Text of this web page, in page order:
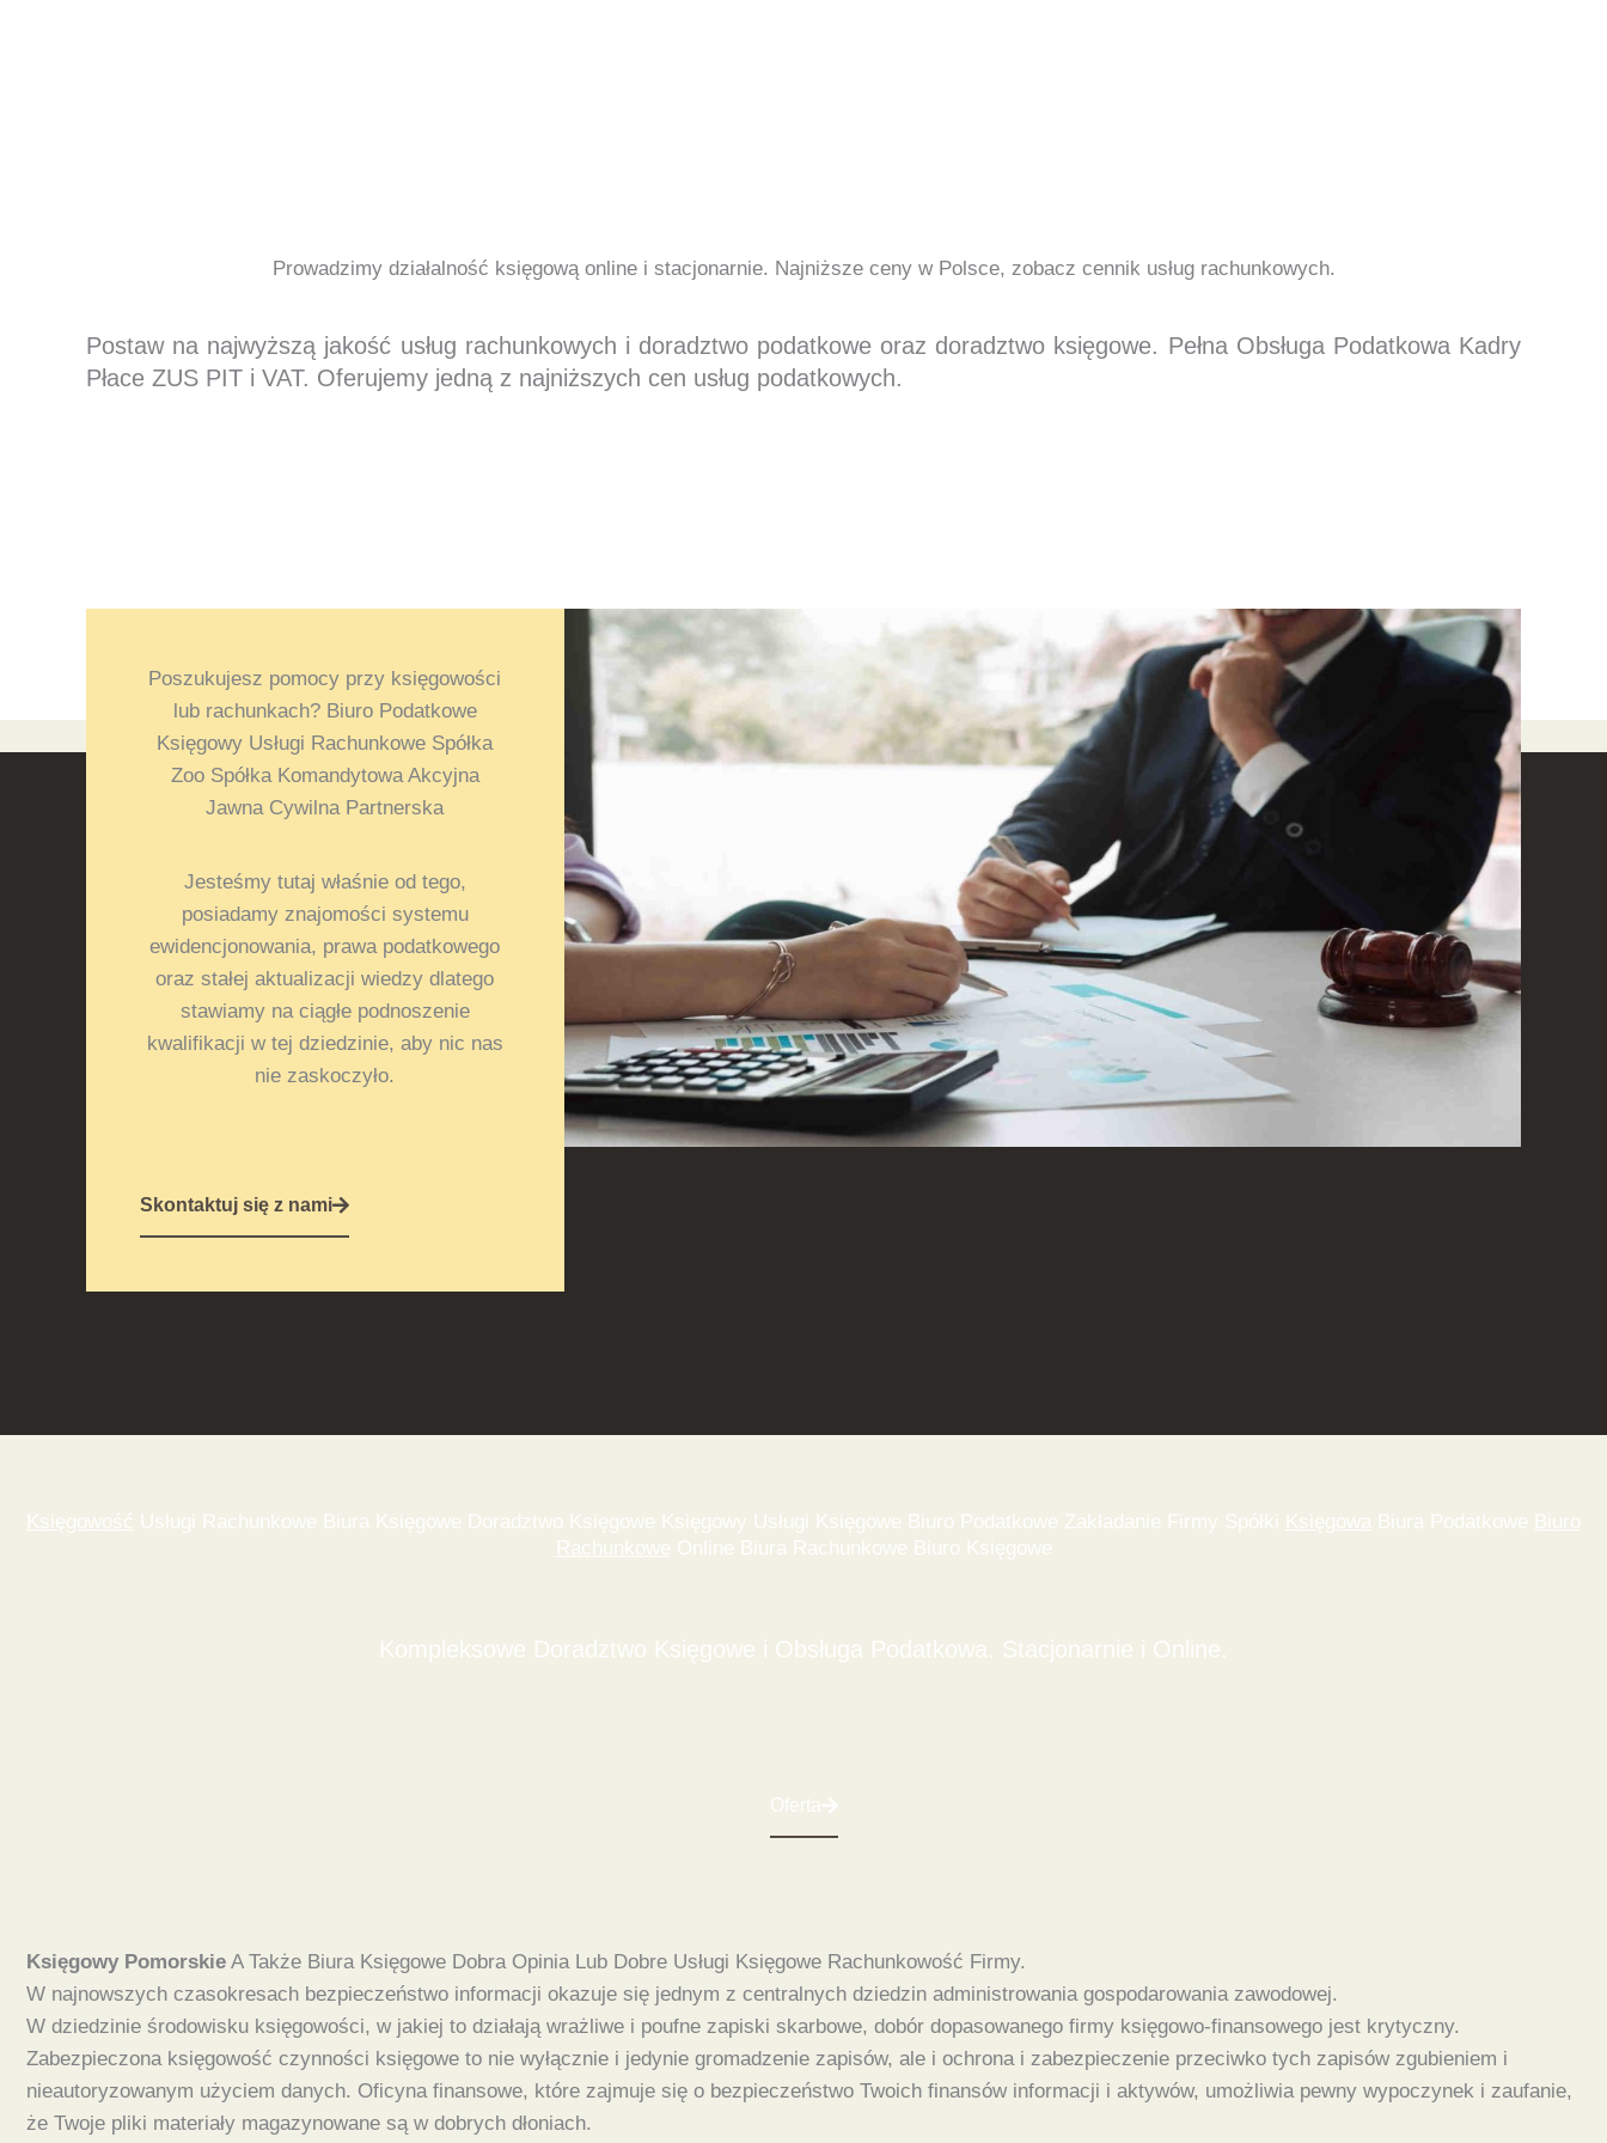
Prowadzimy działalność księgową online i stacjonarnie. Najniższe ceny w Polsce, zobacz cennik usług rachunkowych.
Postaw na najwyższą jakość usług rachunkowych i doradztwo podatkowe oraz doradztwo księgowe. Pełna Obsługa Podatkowa Kadry
Płace ZUS PIT i VAT. Oferujemy jedną z najniższych cen usług podatkowych.
Poszukujesz pomocy przy księgowości
lub rachunkach? Biuro Podatkowe
Księgowy Usługi Rachunkowe Spółka
Zoo Spółka Komandytowa Akcyjna
Jawna Cywilna Partnerska
Jesteśmy tutaj właśnie od tego,
posiadamy znajomości systemu
ewidencjonowania, prawa podatkowego
oraz stałej aktualizacji wiedzy dlatego
stawiamy na ciągłe podnoszenie
kwalifikacji w tej dziedzinie, aby nic nas
nie zaskoczyło.
Skontaktuj się z nami
Księgowość Usługi Rachunkowe Biura Księgowe Doradztwo Księgowe Księgowy Usługi Księgowe Biuro Podatkowe Zakładanie Firmy Spółki Księgowa Biura Podatkowe Biuro
Rachunkowe Online Biura Rachunkowe Biuro Księgowe
Kompleksowe Doradztwo Księgowe i Obsługa Podatkowa. Stacjonarnie i Online.
Oferta
Księgowy Pomorskie A Także Biura Księgowe Dobra Opinia Lub Dobre Usługi Księgowe Rachunkowość Firmy.
W najnowszych czasokresach bezpieczeństwo informacji okazuje się jednym z centralnych dziedzin administrowania gospodarowania zawodowej.
W dziedzinie środowisku księgowości, w jakiej to działają wrażliwe i poufne zapiski skarbowe, dobór dopasowanego firmy księgowo-finansowego jest krytyczny.
Zabezpieczona księgowość czynności księgowe to nie wyłącznie i jedynie gromadzenie zapisów, ale i ochrona i zabezpieczenie przeciwko tych zapisów zgubieniem i
nieautoryzowanym użyciem danych. Oficyna finansowe, które zajmuje się o bezpieczeństwo Twoich finansów informacji i aktywów, umożliwia pewny wypoczynek i zaufanie,
że Twoje pliki materiały magazynowane są w dobrych dłoniach.